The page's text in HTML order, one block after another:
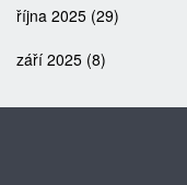
října 2025 (29)
září 2025 (8)